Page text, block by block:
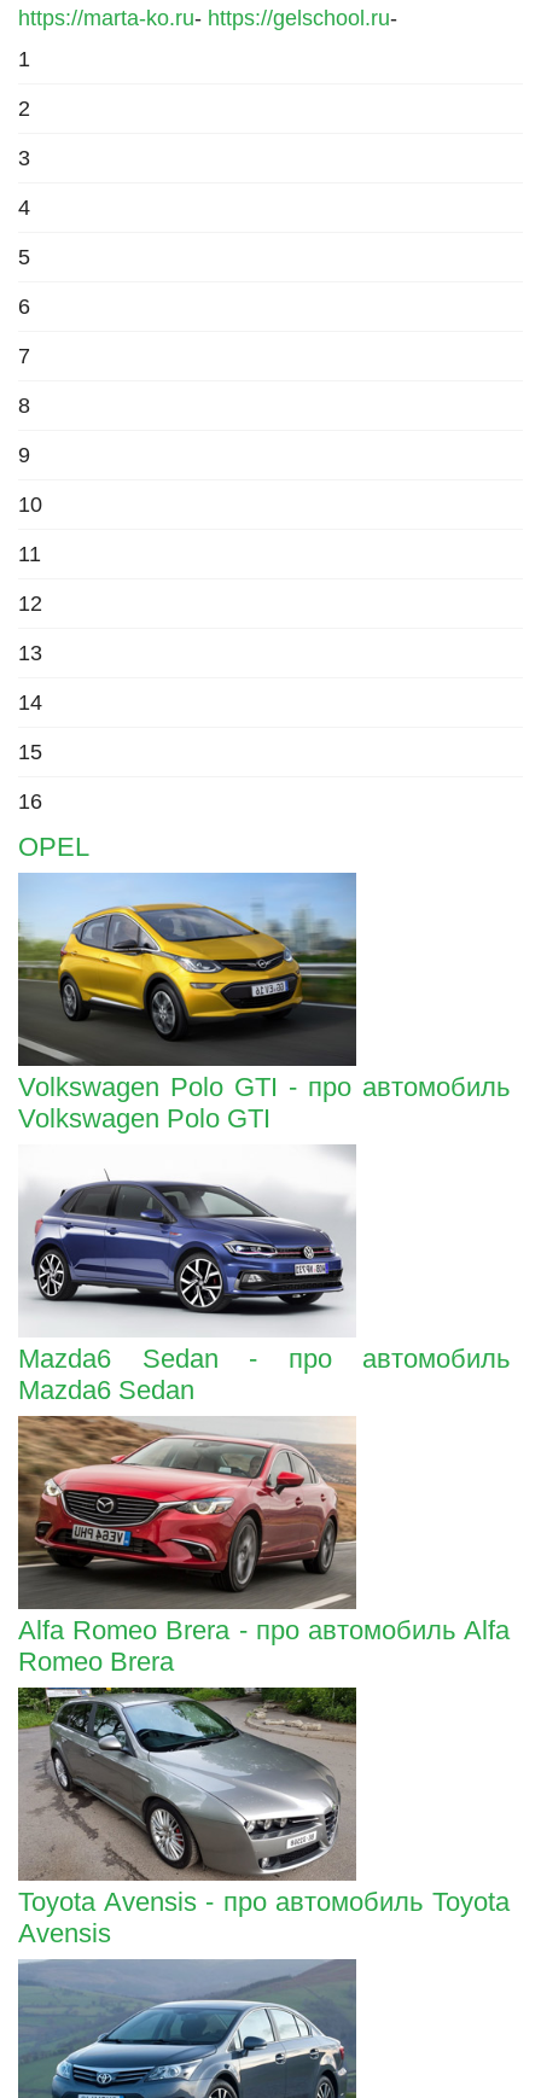
https://marta-ko.ru- https://gelschool.ru-
1
2
3
4
5
6
7
8
9
10
11
12
13
14
15
16
OPEL
Volkswagen Polo GTI - про автомобиль
Volkswagen Polo GTI
Mazda6 Sedan - про автомобиль
Mazda6 Sedan
Alfa Romeo Brera - про автомобиль Alfa
Romeo Brera
Toyota Avensis - про автомобиль Toyota
Avensis